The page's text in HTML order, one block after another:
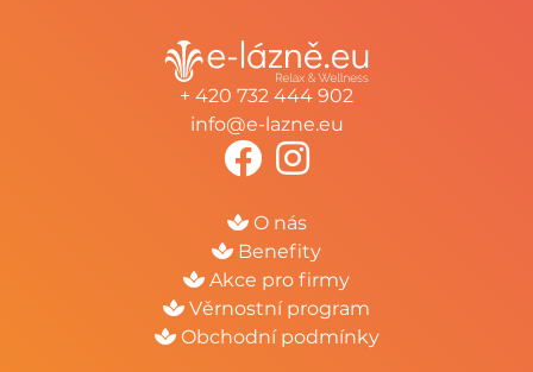
+ 420 732 444 902
info@e-lazne.eu
O nás
Benefity
Akce pro firmy
Věrnostní program
Obchodní podmínky